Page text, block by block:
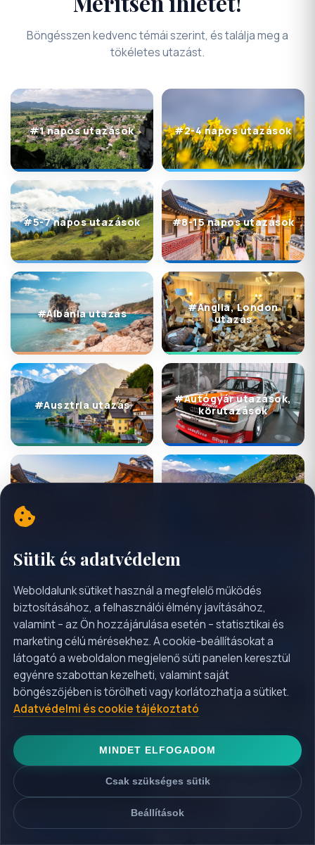
Böngésszen kedvenc témái szerint, és találja meg a
tökéletes utazást.
#1 napos utazások #2-4 napos utazások
#5-7 napos utazások #8-15 napos utazások
#Albánia utazás
#Anglia, London
utazás
#Ausztria utazás
#Autógyár utazások,
körutazások
#Belgium utazás #Benelux körutazás
#Bosznia-Hercegovina
utazás
#Bulgária utazás
#Buszos utazás
#Buszos utazás
belföldön
Sütik és adatvédelem
Weboldalunk sütiket használ a megfelelő működés
biztosításához, a felhasználói élmény javításához,
valamint – az Ön hozzájárulása esetén – statisztikai és
marketing célú mérésekhez. A cookie-beállításokat a
látogató a weboldalon megjelenő süti panelen keresztül
egyénre szabottan kezelheti, valamint saját
böngészőjében is törölheti vagy korlátozhatja a sütiket.
Adatvédelmi és cookie tájékoztató
Beállítások
Csak szükséges sütik
MINDET ELFOGADOM